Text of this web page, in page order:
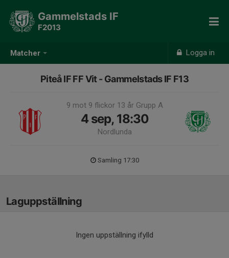
Matcher Logga in
Gammelstads IF
F2013
Piteå IF FF Vit - Gammelstads IF F13
9 mot 9 flickor 13 år Grupp A
4 sep, 18:30
Nordlunda
Samling 17:30
Laguppställning
Ingen uppställning ifylld